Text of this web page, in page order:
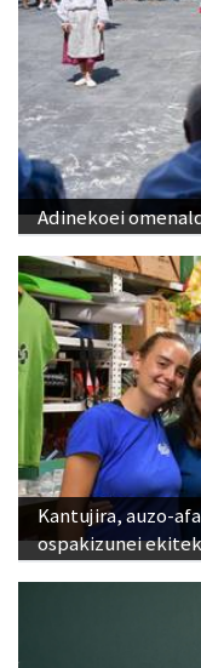
Adinekoei
Kantujira, auzo-
ospakizunei